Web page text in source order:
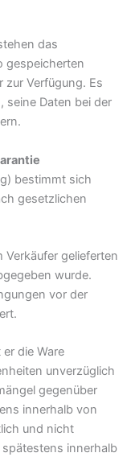
das
gespeicherten
Verfügung. Es
seine Daten bei der
bestimmt sich
gesetzlichen
Verkäufer gelieferten
wurde.
vor der
die Ware
unverzüglich
gegenüber
innerhalb von
und nicht
innerhalb